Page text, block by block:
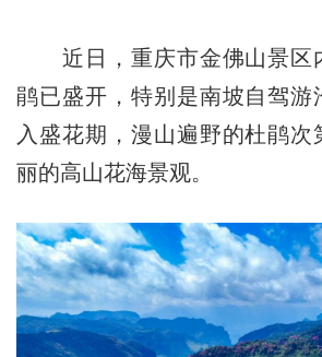
近日，重庆市金佛山景区
鹃已盛开，特别是南坡自驾游
入盛花期，漫山遍野的杜鹃次
丽的高山花海景观。